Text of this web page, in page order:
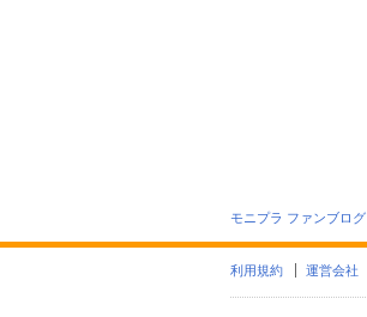
モニプラ ファンブログ
利用規約 運営会社